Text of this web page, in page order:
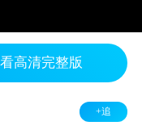
高清完整版
+追